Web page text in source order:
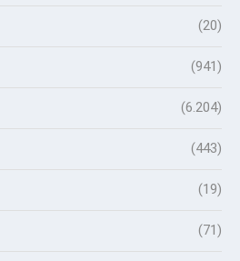
(20)
(941)
(6.204)
(443)
(19)
(71)